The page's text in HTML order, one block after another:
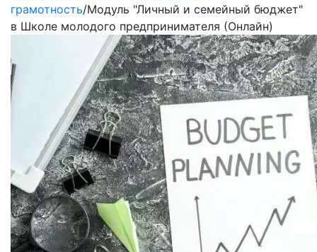
грамотность/Модуль "Личный и семейный бюджет"
в Школе молодого предпринимателя (Онлайн)